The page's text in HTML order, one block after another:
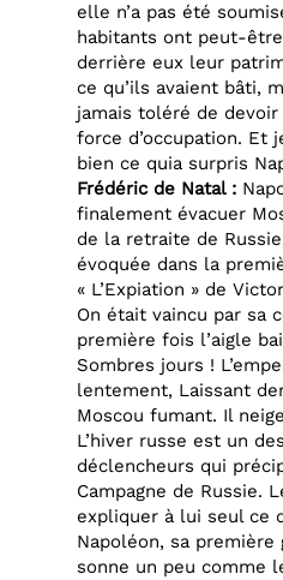
elle n’a pas été
habitants ont peut-
derrière eux leur
ce qu’ils avaient bâti,
jamais toléré de
force d’occupation. Et
bien ce quia surpris
Frédéric de Natal :
finalement évacuer
de la retraite de
évoquée dans la
« L’Expiation » de
On était vaincu par sa
première fois l’aigle
Sombres jours !
lentement, Laissant
Moscou fumant. Il
L’hiver russe est un
déclencheurs qui
Campagne de Russie.
expliquer à lui seul ce
Napoléon, sa première
sonne un peu comme